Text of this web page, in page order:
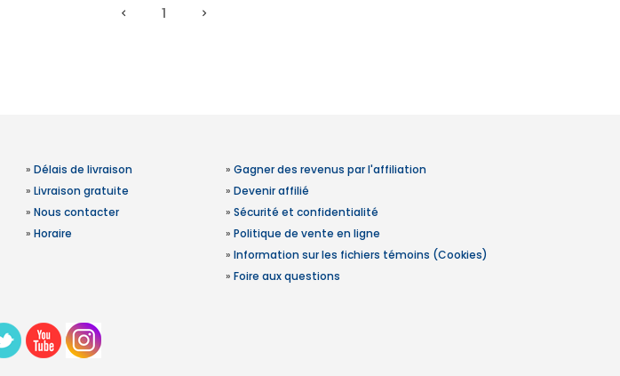
1
» Délais de livraison
» Livraison gratuite
» Nous contacter
» Horaire
» Gagner des revenus par l'affiliation
» Devenir affilié
» Sécurité et confidentialité
» Politique de vente en ligne
» Information sur les fichiers témoins (Cookies)
» Foire aux questions